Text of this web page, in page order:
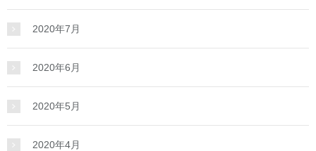
2020年7月
2020年6月
2020年5月
2020年4月